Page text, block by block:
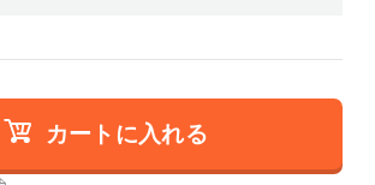
カートに入れる